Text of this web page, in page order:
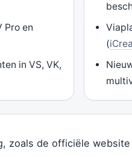
Pro en
in VS, VK,
(
zoals de officiële